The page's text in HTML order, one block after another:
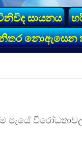
සායනය
නොඇසෙන
පැයේ